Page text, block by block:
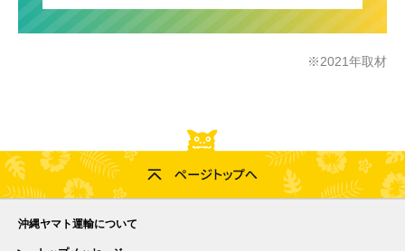
※2021年取材
沖縄ヤマト運輸について